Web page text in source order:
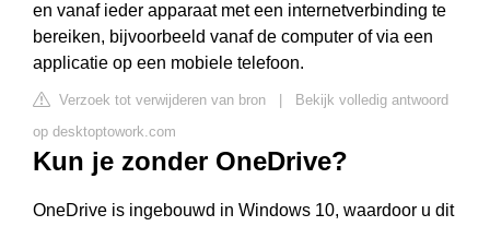
en vanaf ieder apparaat met een internetverbinding te
bereiken, bijvoorbeeld vanaf de computer of via een
applicatie op een mobiele telefoon.
Verzoek tot verwijderen van bron
Bekijk volledig antwoord
op desktoptowork.com
Kun je zonder OneDrive?
OneDrive is ingebouwd in Windows 10, waardoor u dit